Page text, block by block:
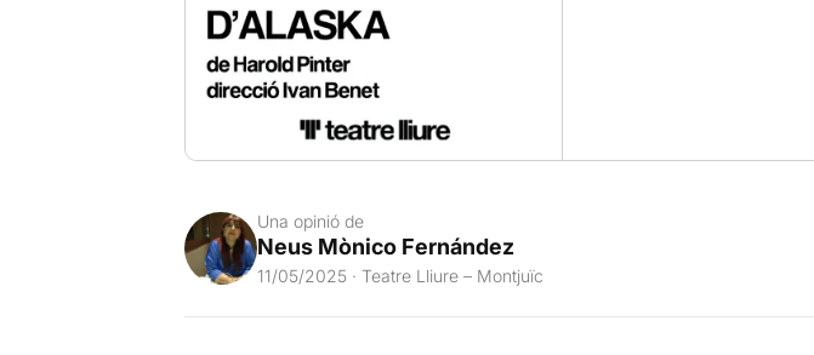
Una opinió de
Neus Mònico Fernández
11/05/2025 · Teatre Lliure – Montjuïc